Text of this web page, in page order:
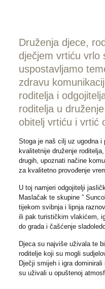
Druženja djece,
dječjem vrtiću vrlo
uspostavljamo
zdravu
roditelja i
roditelja u
obitelj vrtiću i vrtić
Stoga je naš cilj uz ugodna i
kvalitetnije druženje
drugih, upoznati načine
za kvalitetno provođenje
U toj namjeri odgojitelji
Maslačak te skupine ”
tijekom svibnja i lipnja
ili pak turističkim vlakićem,
do grada i čašćenje
Djeca su najviše uživala te
roditelje koji su mogli
Dječji smijeh i igra
su uživali u opuštenoj